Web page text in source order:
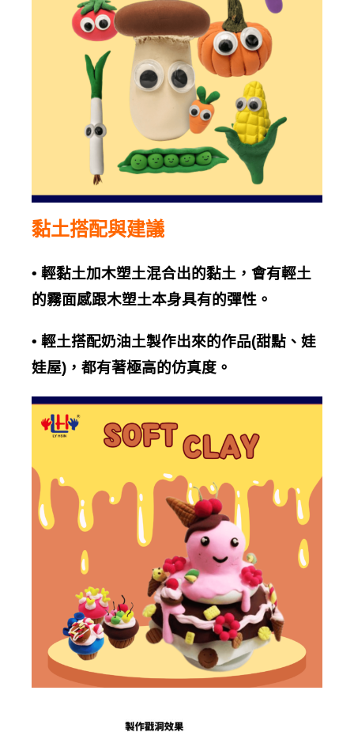
黏土搭配與建議
• 輕黏土加木塑土混合出的黏土，會有輕土
的霧面感跟木塑土本身具有的彈性。
• 輕土搭配奶油土製作出來的作品(甜點、娃
娃屋) ，都有著極高的仿真度。